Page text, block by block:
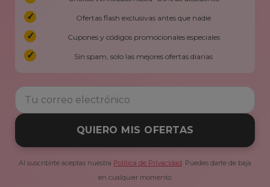
Ofertas flash exclusivas antes que nadie
Cupones y códigos promocionales especiales
Sin spam, solo las mejores ofertas diarias
QUIERO MIS OFERTAS
Al suscribirte aceptas nuestra Política de Privacidad. Puedes darte de baja
en cualquier momento.